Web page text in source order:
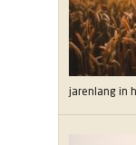
jarenlang in